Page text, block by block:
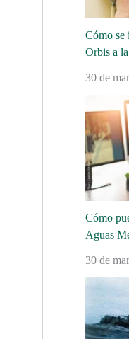
Cómo se
Orbis a
30 de
Cómo
Aguas
30 de